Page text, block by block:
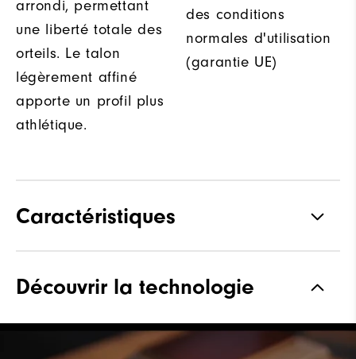
arrondi, permettant
une liberté totale des
orteils. Le talon
légèrement affiné
apporte un profil plus
athlétique.
des conditions
normales d'utilisation
(garantie UE)
Caractéristiques
Garantie d'imperméabilité de 2
Forme Vantage
Découvrir la technologie